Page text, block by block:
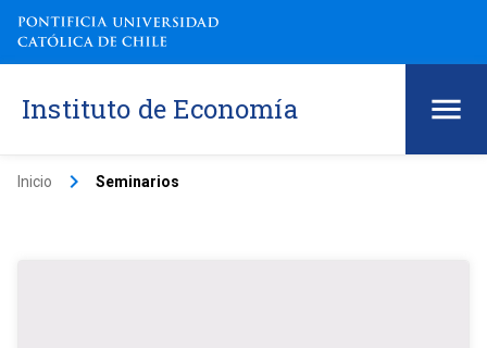
Instituto de Economía
Inicio keyboard_arrow_right Seminarios